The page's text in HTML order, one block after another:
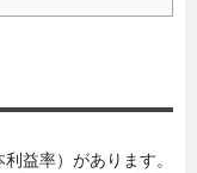
益率）があります。